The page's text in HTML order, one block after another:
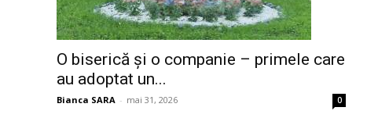
O biserică și o companie – primele care
au adoptat un...
Bianca SARA - mai 31, 2026 0